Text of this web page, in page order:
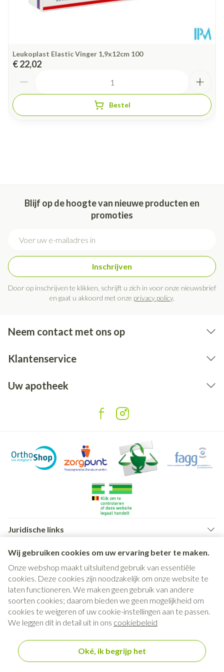
Wij gebruiken cookies om uw ervaring beter te maken.
Onze webshop maakt uitsluitend gebruik van essentiële
cookies. Deze cookies zijn noodzakelijk om onze website te
laten functioneren. We maken geen gebruik van andere
soorten cookies; daarom bieden we geen mogelijkheid om
cookies te weigeren of uw cookie-instellingen aan te passen.
We leggen dit in detail uit in ons cookiebeleid
Oké, ik begrijp het
Leukoplast Elastic Vinger 1,9x12cm 100
€ 22,02
Bestel
Blijf op de hoogte van nieuwe producten en
promoties
Inschrijven
Door op inschrijven te klikken, schrijft u zich in voor onze nieuwsbrief
en gaat u akkoord met onze privacy policy.
Neem contact met ons op
Klantenservice
Uw apotheek
Juridische links